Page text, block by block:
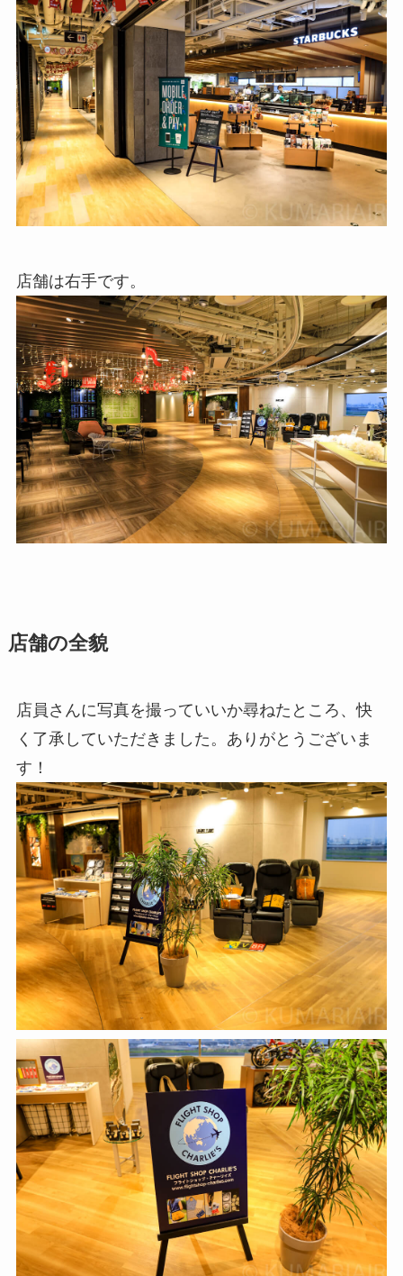
店舗は右手です。
店舗の全貌
店員さんに写真を撮っていいか尋ねたところ、快
く了承していただきました。ありがとうございま
す！